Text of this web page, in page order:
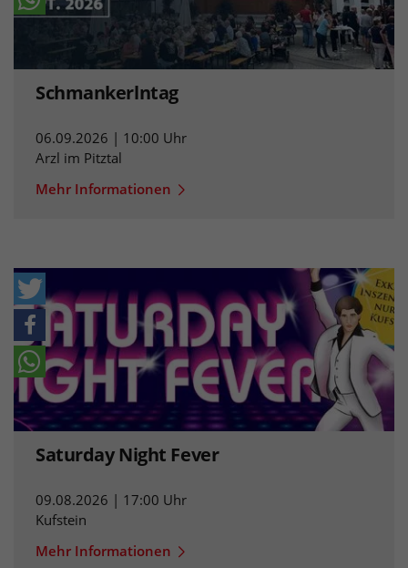
Schmankerlntag
06.09.2026 | 10:00 Uhr
Arzl im Pitztal
Mehr Informationen
Saturday Night Fever
09.08.2026 | 17:00 Uhr
Kufstein
Mehr Informationen